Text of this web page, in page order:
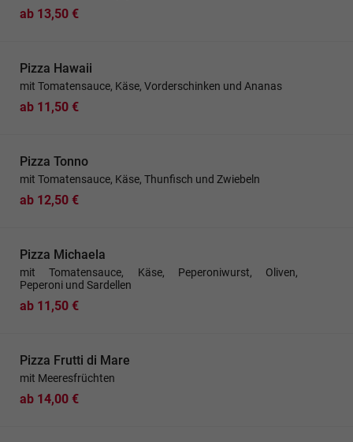
ab 13,50 €
Pizza Hawaii
mit Tomatensauce, Käse, Vorderschinken und Ananas
ab 11,50 €
Pizza Tonno
mit Tomatensauce, Käse, Thunfisch und Zwiebeln
ab 12,50 €
Pizza Michaela
mit Tomatensauce, Käse, Peperoniwurst, Oliven,
Peperoni und Sardellen
ab 11,50 €
Pizza Frutti di Mare
mit Meeresfrüchten
ab 14,00 €